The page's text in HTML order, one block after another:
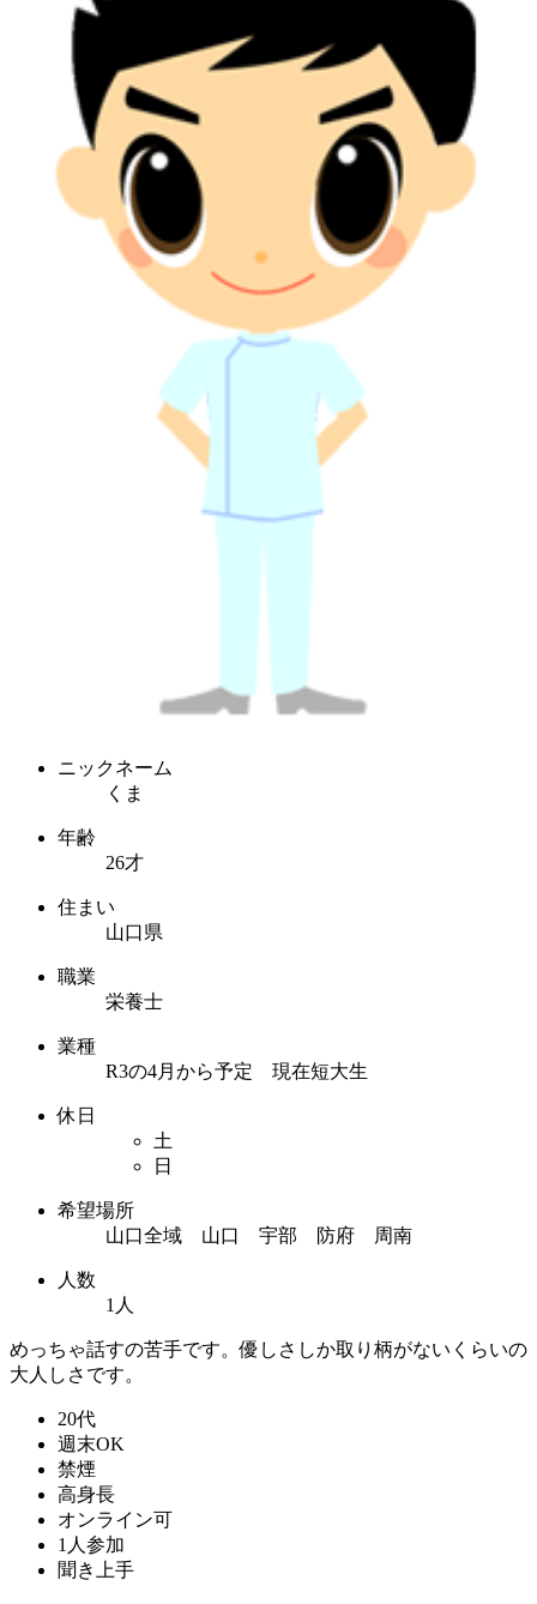
ニックネーム
くま
年齢
26才
住まい
山口県
職業
栄養士
業種
R3の4月から予定 現在短大生
休日
土
日
希望場所
山口全域 山口 宇部 防府 周南
人数
1人
めっちゃ話すの苦手です。優しさしか取り柄がないくらいの
大人しさです。
20代
週末OK
禁煙
高身長
オンライン可
1人参加
聞き上手